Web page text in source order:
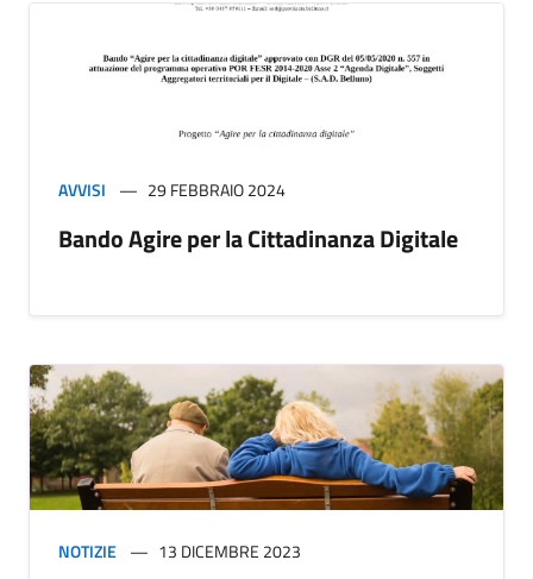
AVVISI 29 FEBBRAIO 2024
Bando Agire per la Cittadinanza Digitale
NOTIZIE 13 DICEMBRE 2023